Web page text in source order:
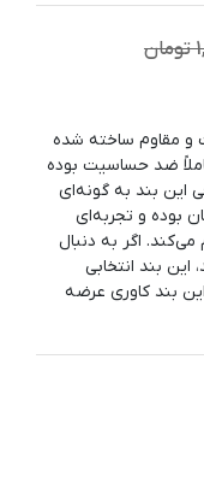
و مقاوم ساخته شده
ضد حساسیت بوده
این بند به گونه‌ای
بوده و تجربه‌ای
اگر به دنبال
این بند انتخابی
بند کاوری عرضه